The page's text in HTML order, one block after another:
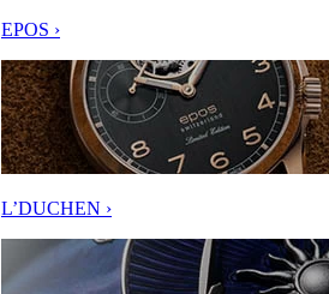
EPOS ›
L’DUCHEN ›